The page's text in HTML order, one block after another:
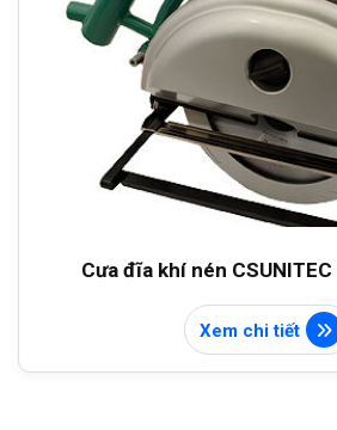
Cưa đĩa khí nén
Xem chi tiết